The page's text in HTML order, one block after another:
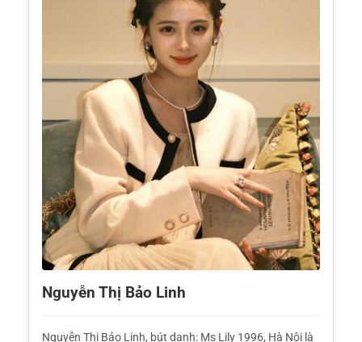
Nguyễn Thị Bảo Linh
Nguyễn Thị Bảo Linh, bút danh: Ms Lily 1996, Hà Nội là